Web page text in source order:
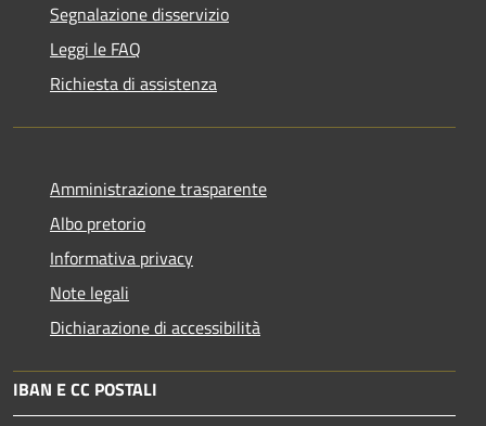
Segnalazione disservizio
Leggi le FAQ
Richiesta di assistenza
Amministrazione trasparente
Albo pretorio
Informativa privacy
Note legali
Dichiarazione di accessibilità
IBAN E CC POSTALI